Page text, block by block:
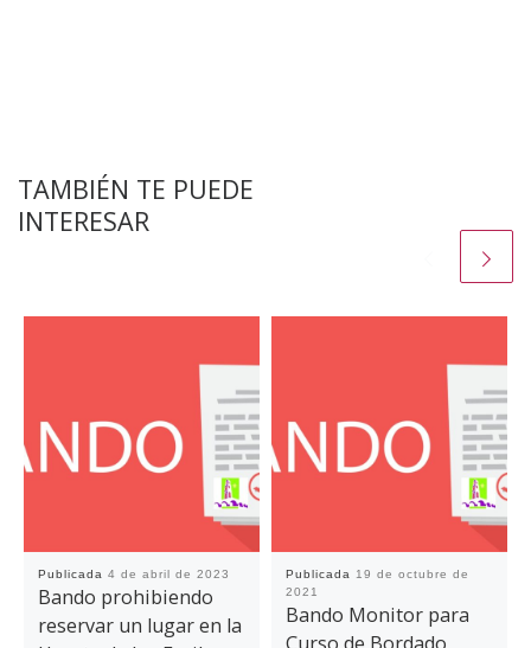
TAMBIÉN TE PUEDE
INTERESAR
Publicada 4 de abril de 2023
Bando prohibiendo
reservar un lugar en la
Publicada 19 de octubre de
2021
Bando Monitor para